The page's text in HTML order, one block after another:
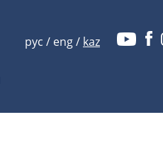
рус / eng/ kaz